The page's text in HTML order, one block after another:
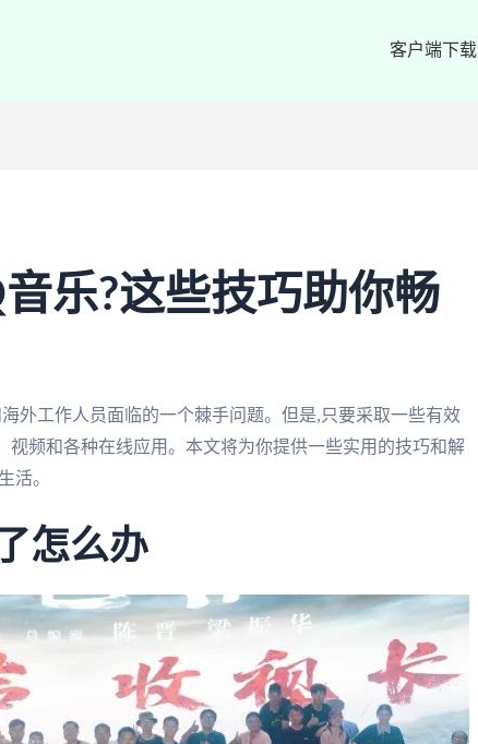
客户端下载
乐?这些技巧助你畅
外工作人员面临的一个棘手问题。但是,只要采取一些有效
视频和各种在线应用。本文将为你提供一些实用的技巧和解
活。
怎么办